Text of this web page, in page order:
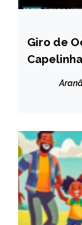
CAPELINHA
MINAS
Giro de